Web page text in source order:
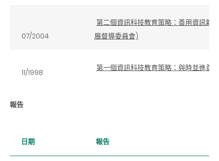
07/2004
第二個資訊科技教育策略：善用資訊新
展督導委員會)
11/1998 第一個資訊科技教育策略：與時並進
報告
日期 報告